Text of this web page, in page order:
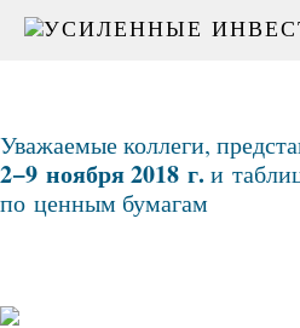
Уважаемые коллеги,
2−9 ноября2018 г. и
по ценным бумагам